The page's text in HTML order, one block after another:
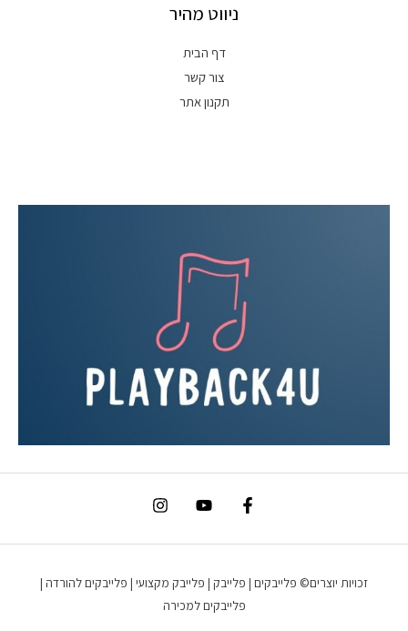
ניווט מהיר
דף הבית
צור קשר
תקנון אתר
זכויות יוצרים© פלייבקים | פלייבק | פלייבק מקצועי | פלייבקים להורדה |
פלייבקים למכירה